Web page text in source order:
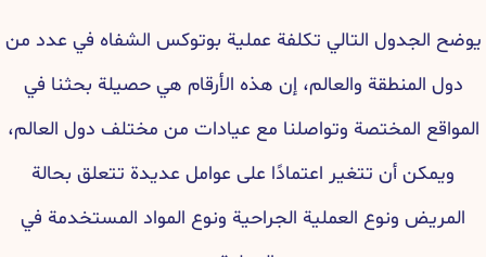
يوضح الجدول التالي تكلفة عملية بوتوكس الشفاه في عدد من
دول المنطقة والعالم، إن هذه الأرقام هي حصيلة بحثنا في
المواقع المختصة وتواصلنا مع عيادات من مختلف دول العالم،
ويمكن أن تتغير اعتمادًا على عوامل عديدة تتعلق بحالة
المريض ونوع العملية الجراحية ونوع المواد المستخدمة في